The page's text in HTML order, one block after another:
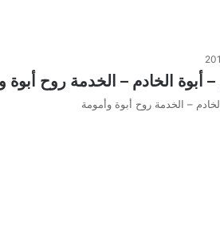
أبوة الخادم – الخدمة روح أبوة
– الخدمة روح أبوة وأمومة